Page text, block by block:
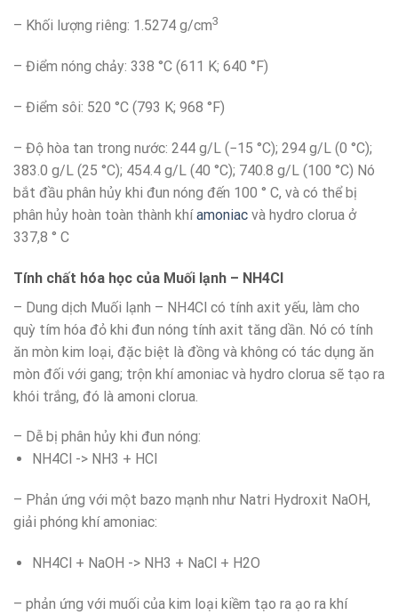
– Khối lượng riêng: 1.5274 g/cm3
– Điểm nóng chảy: 338 °C (611 K; 640 °F)
– Điểm sôi: 520 °C (793 K; 968 °F)
– Độ hòa tan trong nước: 244 g/L (−15 °C); 294 g/L (0 °C);
383.0 g/L (25 °C); 454.4 g/L (40 °C); 740.8 g/L (100 °C) Nó
bắt đầu phân hủy khi đun nóng đến 100 ° C, và có thể bị
phân hủy hoàn toàn thành khíamoniac và hydro clorua ở
337,8 ° C
Tính chất hóa học của Muối lạnh – NH4Cl
– Dung dịch Muối lạnh – NH4Cl có tính axit yếu, làm cho
quỳ tím hóa đỏ khi đun nóng tính axit tăng dần. Nó có tính
ăn mòn kim loại, đặc biệt là đồng và không có tác dụng ăn
mòn đối với gang; trộn khí amoniac và hydro clorua sẽ tạo ra
khói trắng, đó là amoni clorua.
– Dễ bị phân hủy khi đun nóng:
NH4Cl -> NH3 + HCl
– Phản ứng với một bazo mạnh như Natri Hydroxit NaOH,
giải phóng khí amoniac:
NH4Cl + NaOH -> NH3 + NaCl + H2O
– phản ứng với muối của kim loại kiềm tạo ra ạo ra khí